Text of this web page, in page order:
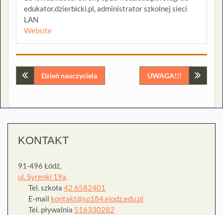
edukator.dzierbicki.pl, administrator szkolnej sieci
LAN
Website
Nawigacja
Dzień nauczyciela UWAGA!!!
KONTAKT
91-496 Łódź,
ul. Syrenki 19a,
Tel. szkoła 42 6582401
E-mail kontakt@sp184.elodz.edu.pl
Tel. pływalnia 516330282